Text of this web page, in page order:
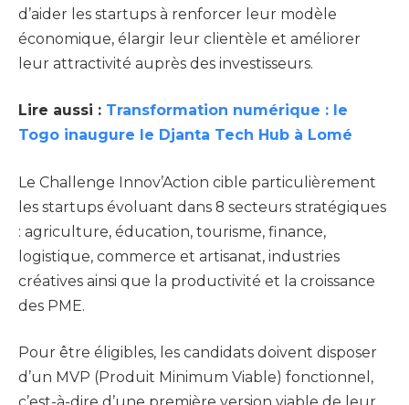
d’aider les startups à renforcer leur modèle
économique, élargir leur clientèle et améliorer
leur attractivité auprès des investisseurs.
Lire aussi : Transformation numérique : le
Togo inaugure le Djanta Tech Hub à Lomé
Le Challenge Innov’Action cible particulièrement
les startups évoluant dans 8 secteurs stratégiques
: agriculture, éducation, tourisme, finance,
logistique, commerce et artisanat, industries
créatives ainsi que la productivité et la croissance
des PME.
Pour être éligibles, les candidats doivent disposer
d’un MVP (Produit Minimum Viable) fonctionnel,